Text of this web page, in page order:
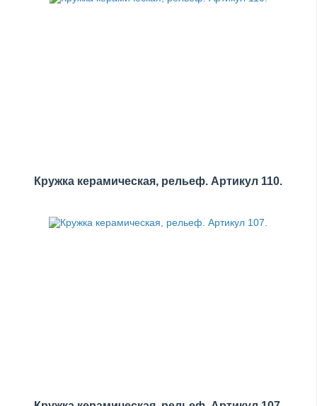
Кружка керамическая, рельеф. Артикул 110.